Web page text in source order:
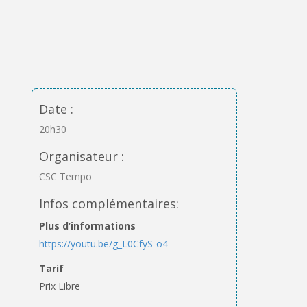
Date :
20h30
Organisateur :
CSC Tempo
Infos complémentaires:
Plus d’informations
https://youtu.be/g_L0CfyS-o4
Tarif
Prix Libre